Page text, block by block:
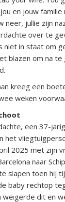
en jouw
jullie zijn
over te
niet in staat om
blazen om na te
kreeg een
weken
een 37-
het
2025 met zijn
naar
slapen toen hij
baby rechtop
weigerde dit en